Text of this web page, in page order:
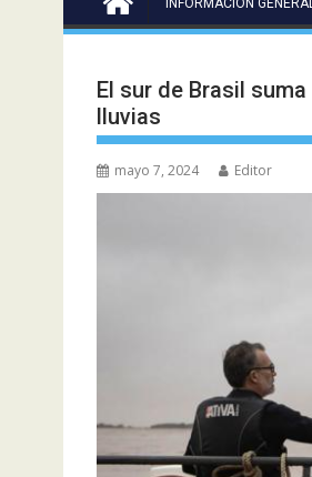
El sur de Brasil
lluvias
mayo 7, 2024 Editor